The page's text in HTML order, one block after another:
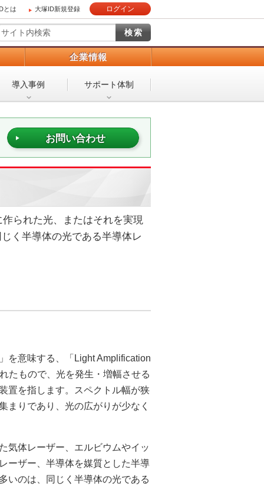
とは 大塚ID新規登録 ログイン
企業情報
導入事例 サポート体制
お問い合わせ
られた光、またはそれを実現
く半導体の光である半導体レ
を意味する、「Light Amplification
たもので、光を発生・増幅させる
置を指します。スペクトル幅が狭
まりであり、光の広がりが少なく
気体レーザー、エルビウムやイッ
ーザー、半導体を媒質とした半導
いのは、同じく半導体の光である